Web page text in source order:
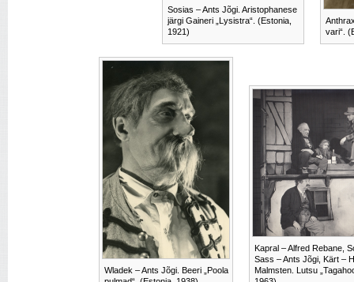
Sosias – Ants Jõgi. Aristophanese
järgi Gaineri „Lysistra“. (Estonia,
1921)
vari“.
Wladek – Ants Jõgi. Beeri „Poola
Kapral – Alfred Rebane,
Sass – Ants Jõgi, Kärt –
Malmsten. Lutsu